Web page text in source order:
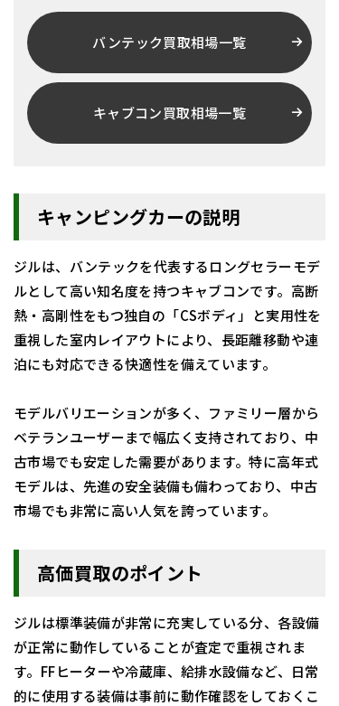
バンテック買取相場一覧
キャブコン買取相場一覧
キャンピングカーの説明
ジルは、バンテックを代表するロングセラーモデ
ルとして高い知名度を持つキャブコンです。高断
熱・高剛性をもつ独自の「CSボディ」と実用性を
重視した室内レイアウトにより、長距離移動や連
泊にも対応できる快適性を備えています。
モデルバリエーションが多く、ファミリー層から
ベテランユーザーまで幅広く支持されており、中
古市場でも安定した需要があります。特に高年式
モデルは、先進の安全装備も備わっており、中古
市場でも非常に高い人気を誇っています。
高価買取のポイント
ジルは標準装備が非常に充実している分、各設備
が正常に動作していることが査定で重視されま
す。FFヒーターや冷蔵庫、給排水設備など、日常
的に使用する装備は事前に動作確認をしておくこ